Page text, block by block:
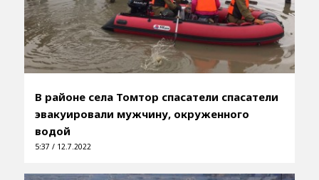
В районе села Томтор спасатели спасатели
эвакуировали мужчину, окруженного
водой
5:37 / 12.7.2022